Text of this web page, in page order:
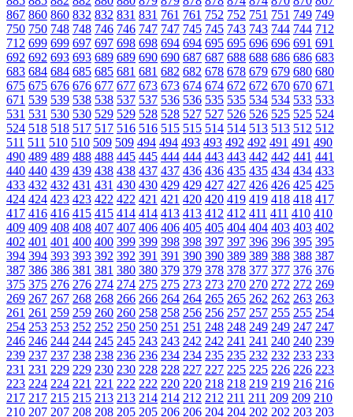
867 860 860 832 832 831 831 761 761 752 752 751 751 749 749
750 750 748 748 746 746 747 747 745 745 743 743 744 744 712
712 699 699 697 697 698 698 694 694 695 695 696 696 691 691
692 692 693 693 689 689 690 690 687 687 688 688 686 686 683
683 684 684 685 685 681 681 682 682 678 678 679 679 680 680
675 675 676 676 677 677 673 673 674 674 672 672 670 670 671
671 539 539 538 538 537 537 536 536 535 535 534 534 533 533
531 531 530 530 529 529 528 528 527 527 526 526 525 525 524
524 518 518 517 517 516 516 515 515 514 514 513 513 512 512
511 511 510 510 509 509 494 494 493 493 492 492 491 491 490
490 489 489 488 488 445 445 444 444 443 443 442 442 441 441
440 440 439 439 438 438 437 437 436 436 435 435 434 434 433
433 432 432 431 431 430 430 429 429 427 427 426 426 425 425
424 424 423 423 422 422 421 421 420 420 419 419 418 418 417
417 416 416 415 415 414 414 413 413 412 412 411 411 410 410
409 409 408 408 407 407 406 406 405 405 404 404 403 403 402
402 401 401 400 400 399 399 398 398 397 397 396 396 395 395
394 394 393 393 392 392 391 391 390 390 389 389 388 388 387
387 386 386 381 381 380 380 379 379 378 378 377 377 376 376
375 375 276 276 274 274 275 275 273 273 270 270 272 272 269
269 267 267 268 268 266 266 264 264 265 265 262 262 263 263
261 261 259 259 260 260 258 258 256 256 257 257 255 255 254
254 253 253 252 252 250 250 251 251 248 248 249 249 247 247
246 246 244 244 245 245 243 243 242 242 241 241 240 240 239
239 237 237 238 238 236 236 234 234 235 235 232 232 233 233
231 231 229 229 230 230 228 228 227 227 225 225 226 226 223
223 224 224 221 221 222 222 220 220 218 218 219 219 216 216
217 217 215 215 213 213 214 214 212 212 211 211 209 209 210
210 207 207 208 208 205 205 206 206 204 204 202 202 203 203